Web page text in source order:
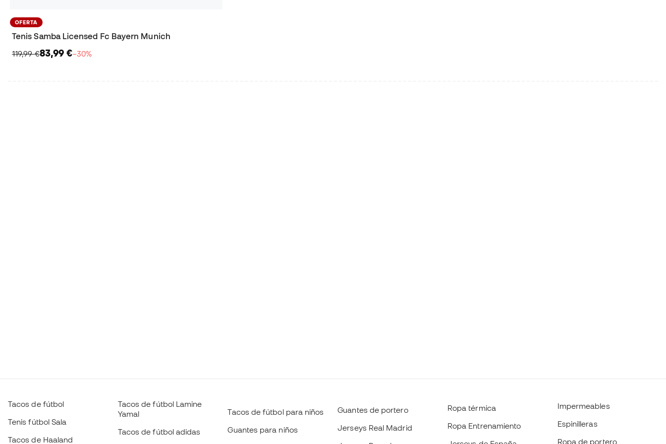
OFERTA
Tenis Samba Licensed Fc Bayern Munich
119,99 €83,99 €−30%
Tacos de fútbol
Tenis fútbol Sala
Tacos de Haaland
Tacos de fútbol Lamine
Yamal
Tacos de fútbol adidas
Tacos de fútbol para niños
Guantes para niños
Guantes de portero
Jerseys Real Madrid
Ropa térmica
Ropa Entrenamiento
Impermeables
Espinilleras
Ropa de portero